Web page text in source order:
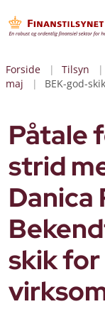
Forside Tilsyn
maj
BEK-god-
Påtale
strid
Danica
skik